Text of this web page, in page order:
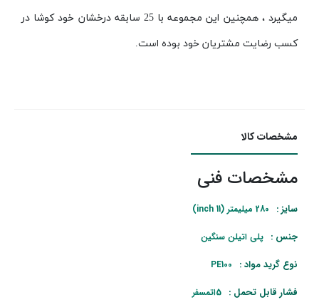
میگیرد ، همچنین این مجموعه با 25 سابقه درخشان خود کوشا در
کسب رضایت مشتریان خود بوده است.
مشخصات کالا
مشخصات فنی
سایز : 280 میلیمتر (11 inch)
جنس : پلی اتیلن سنگین
نوع گرید مواد : PE100
فشار قابل تحمل : 5اتمسفر